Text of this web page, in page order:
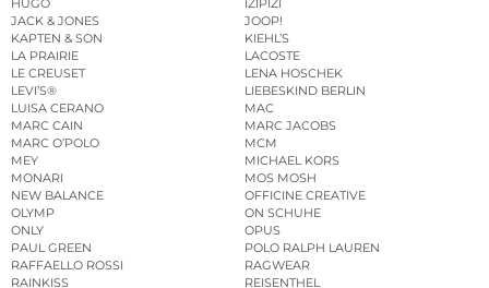
JACK & JONES
JOOP!
KAPTEN & SON
KIEHL’S
LA PRAIRIE
LACOSTE
LE CREUSET
LENA HOSCHEK
LEVI’S®
LIEBESKIND BERLIN
LUISA CERANO
MAC
MARC CAIN
MARC JACOBS
MARC O’POLO
MCM
MEY
MICHAEL KORS
MONARI
MOS MOSH
NEW BALANCE
OFFICINE CREATIVE
OLYMP
ON SCHUHE
ONLY
OPUS
PAUL GREEN
POLO RALPH LAUREN
RAFFAELLO ROSSI
RAGWEAR
RAINKISS
REISENTHEL